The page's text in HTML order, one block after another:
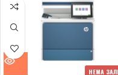
НЕМА